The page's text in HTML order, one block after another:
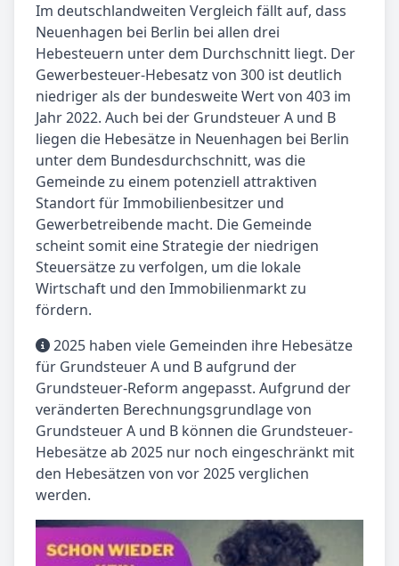
Im deutschlandweiten Vergleich fällt auf, dass
Neuenhagen bei Berlin bei allen drei
Hebesteuern unter dem Durchschnitt liegt. Der
Gewerbesteuer-Hebesatz von 300 ist deutlich
niedriger als der bundesweite Wert von 403 im
Jahr 2022. Auch bei der Grundsteuer A und B
liegen die Hebesätze in Neuenhagen bei Berlin
unter dem Bundesdurchschnitt, was die
Gemeinde zu einem potenziell attraktiven
Standort für Immobilienbesitzer und
Gewerbetreibende macht. Die Gemeinde
scheint somit eine Strategie der niedrigen
Steuersätze zu verfolgen, um die lokale
Wirtschaft und den Immobilienmarkt zu
fördern.
2025 haben viele Gemeinden ihre Hebesätze
für Grundsteuer A und B aufgrund der
Grundsteuer-Reform angepasst. Aufgrund der
veränderten Berechnungsgrundlage von
Grundsteuer A und B können die Grundsteuer-
Hebesätze ab 2025 nur noch eingeschränkt mit
den Hebesätzen von vor 2025 verglichen
werden.